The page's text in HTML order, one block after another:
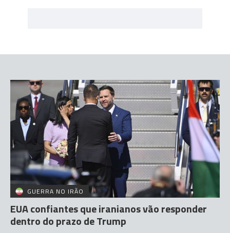
GUERRA NO IRÃO
EUA confiantes que iranianos vão responder
dentro do prazo de Trump